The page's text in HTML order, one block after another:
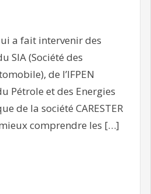
a fait intervenir des
SIA (Société des
de l’IFPEN
Pétrole et des Energies
de la société CARESTER
comprendre les […]